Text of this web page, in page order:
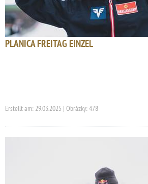
PLANICA FREITAG EINZEL
Erstellt am: 29.03.2025 | Obrázky: 478